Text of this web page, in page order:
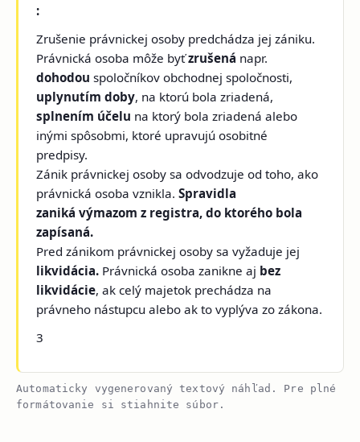
:
Zrušenie právnickej osoby predchádza jej zániku.
Právnická osoba môže byťzrušená napr.
dohodou spoločníkov obchodnej spoločnosti,
uplynutím doby, na ktorú bola zriadená,
splnením účelu na ktorý bola zriadená alebo
inými spôsobmi, ktoré upravujú osobitné
predpisy.
Zánik právnickej osoby sa odvodzuje od toho, ako
právnická osoba vznikla.Spravidla
zaniká výmazom z registra, do ktorého bola
zapísaná.
Pred zánikom právnickej osoby sa vyžaduje jej
likvidácia. Právnická osoba zanikne aj bez
likvidácie, ak celý majetok prechádza na
právneho nástupcu alebo ak to vyplýva zo zákona.
3
Automaticky vygenerovaný textový náhľad. Pre plné
formátovanie si stiahnite súbor.